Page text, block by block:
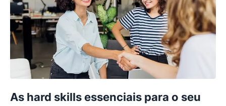
As hard skills essenciais para o seu